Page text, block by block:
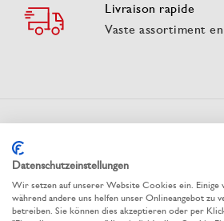
Livraison rapide
Vaste assortiment
Gobelet pour boissons
Datenschutzeinstellungen
Wir setzen auf unserer Website Cookies ein. Einige
während andere uns helfen unser Onlineangebot zu
betreiben. Sie können dies akzeptieren oder per